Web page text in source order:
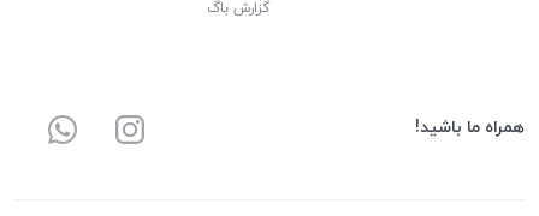
گزارش باگ
همراه ما باشید!